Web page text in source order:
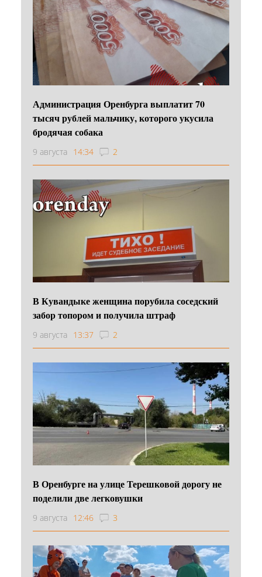
Администрация Оренбурга выплатит 70
тысяч рублей мальчику, которого укусила
бродячая собака
9 августа 14:34 2
В Кувандыке женщина порубила соседский
забор топором и получила штраф
9 августа 13:37 2
В Оренбурге на улице Терешковой дорогу не
поделили две легковушки
9 августа 12:46 3